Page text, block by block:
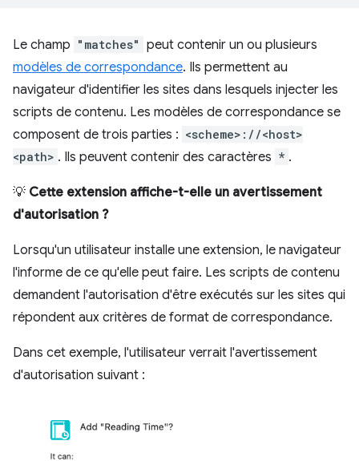
Le champ "matches" peut contenir un ou plusieurs
modèles de correspondance. Ils permettent au
navigateur d'identifier les sites dans lesquels injecter les
scripts de contenu. Les modèles de correspondance se
composent de trois parties : <scheme>://<host>
<path> . Ils peuvent contenir des caractères * .
💡 Cette extension affiche-t-elle un avertissement
d'autorisation ?
Lorsqu'un utilisateur installe une extension, le navigateur
l'informe de ce qu'elle peut faire. Les scripts de contenu
demandent l'autorisation d'être exécutés sur les sites qui
répondent aux critères de format de correspondance.
Dans cet exemple, l'utilisateur verrait l'avertissement
d'autorisation suivant :